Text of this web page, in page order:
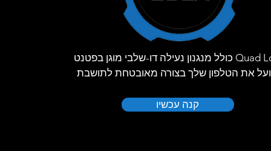
Quad Lock כולל מנגנון נעילה דו-שלבי מוגן בפטנט
את הטלפון שלך בצורה מאובטחת לתושבת
קנה עכשיו